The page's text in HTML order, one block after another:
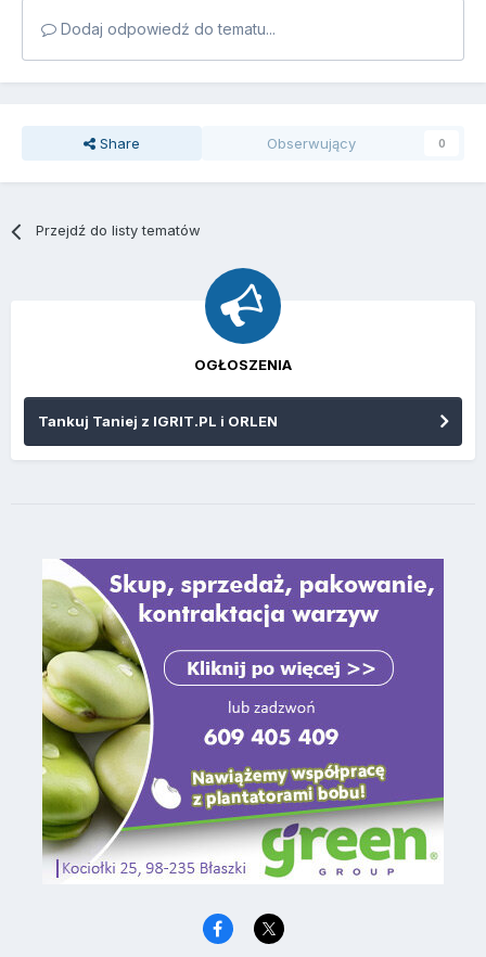
Dodaj odpowiedź do tematu...
Share Obserwujący 0
Przejdź do listy tematów
OGŁOSZENIA
Tankuj Taniej z IGRIT.PL i ORLEN